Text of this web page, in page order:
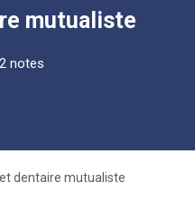
mutualiste
notes
dentaire mutualiste